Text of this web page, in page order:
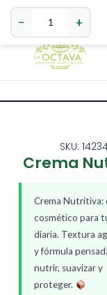
SKU:
Crema
Crema Nutritiva:
cosmético para
diaria. Textura
y fórmula
nutrir, suavizar y
proteger.
Crema
Nutritiva
cantidad
− +